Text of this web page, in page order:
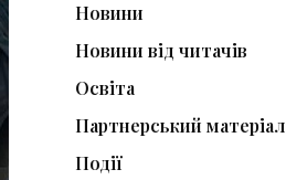
Новини
Новини від читачів
Освіта
Партнерський матеріал
Події